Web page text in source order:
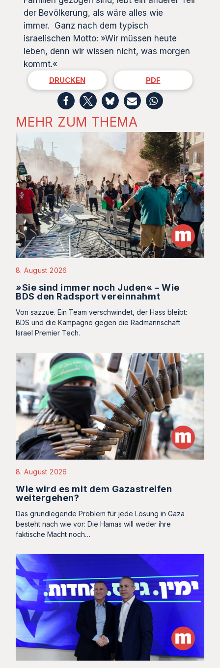
der Bevölkerung, als wäre alles wie
immer. Ganz nach dem typisch
israelischen Motto: »Wir müssen heute
leben, denn wir wissen nicht, was morgen
kommt.«
DRUCKEN PDF
MEHR ZUM THEMA
8. August 2026
»Sie sind immer noch Juden« – Wie
BDS den Radsport vereinnahmt
Von sazzue. Ein Team verschwindet, der Hass bleibt:
BDS und die Kampagne gegen die Radmannschaft
Israel Premier Tech.
8. August 2026
Wie wird es mit dem Gazastreifen
weitergehen?
Das grundlegende Problem für jede Lösung in Gaza
besteht nach wie vor: Die Hamas will weder ihre
faktische Macht noch…